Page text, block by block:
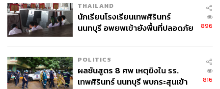
THAILAND
นักเรียนโรงเรียนเทพศิรินทร์
นนทบุรี อพยพเข้ายังพื้นที่ปลอดภัย
896
POLITICS
ผลชันสูตร 8 ศพ เหตุยิงใน รร.
เทพศิรินทร์ นนทบุรี พบกระสุนเข้า
816